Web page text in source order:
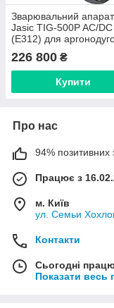
Зварювальний апарат
Jasic TIG-500P AC/DC
(E312) для
226 800 ₴
Купити
Про нас
94% позитивних
Працює з
м. Київ
ул. Семьи
Контакти
Сьогодні
Показати весь